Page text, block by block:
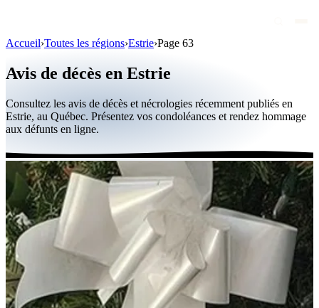
Personnalités publiques
Québec
Canada
International
Par région
Par ville
Maisons funéraires
Blog
Accueil›Toutes les régions›Estrie›Page 63
Avis de décès en Estrie
Consultez les avis de décès et nécrologies récemment publiés en
Estrie, au Québec. Présentez vos condoléances et rendez hommage
aux défunts en ligne.